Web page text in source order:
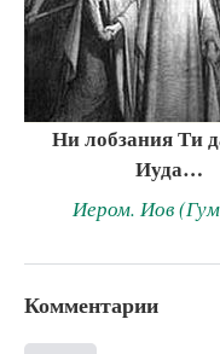
Ни лобзания Ти
Иуда…
Иером. Иов
Комментарии